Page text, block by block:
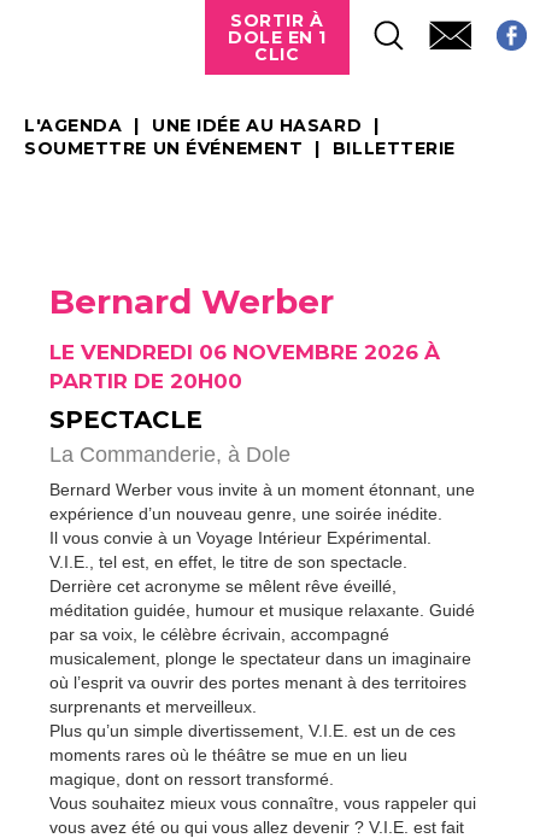
SORTIR À
DOLE EN 1
CLIC
L'AGENDA
UNE IDÉE AU HASARD
SOUMETTRE UN ÉVÉNEMENT
BILLETTERIE
Bernard Werber
LE VENDREDI 06 NOVEMBRE 2026 À
PARTIR DE 20H00
SPECTACLE
La Commanderie, à Dole
Bernard Werber vous invite à un moment étonnant, une
expérience d’un nouveau genre, une soirée inédite.
Il vous convie à un Voyage Intérieur Expérimental.
V.I.E.
, tel est, en effet, le titre de son spectacle.
Derrière cet acronyme se mêlent rêve éveillé,
méditation guidée, humour et musique relaxante. Guidé
par sa voix, le célèbre écrivain, accompagné
musicalement, plonge le spectateur dans un imaginaire
où l’esprit va ouvrir des portes menant à des territoires
surprenants et merveilleux.
Plus qu’un simple divertissement, V.I.E. est un de ces
moments rares où le théâtre se mue en un lieu
magique, dont on ressort transformé.
Vous souhaitez mieux vous connaître, vous rappeler qui
vous avez été ou qui vous allez devenir ? V.I.E. est fait